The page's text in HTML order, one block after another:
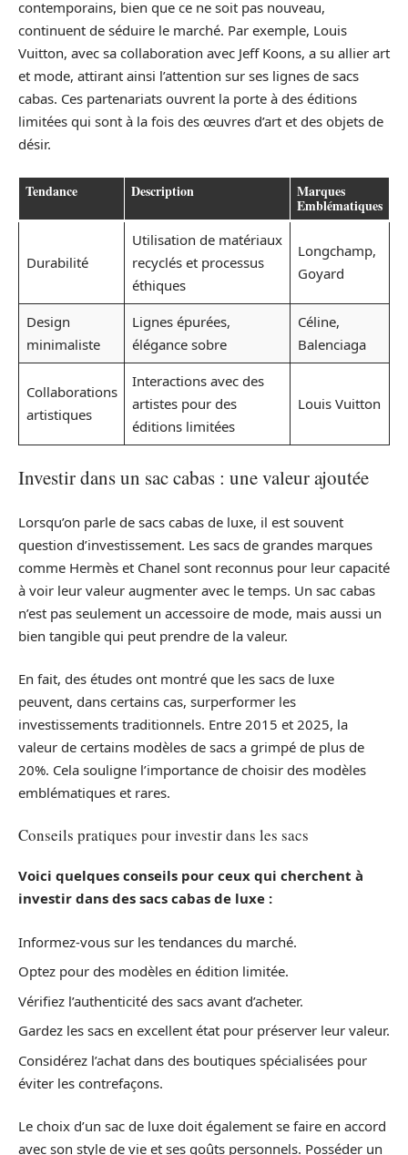
contemporains, bien que ce ne soit pas nouveau,
continuent de séduire le marché. Par exemple, Louis
Vuitton, avec sa collaboration avec Jeff Koons, a su allier art
et mode, attirant ainsi l’attention sur ses lignes de sacs
cabas. Ces partenariats ouvrent la porte à des éditions
limitées qui sont à la fois des œuvres d’art et des objets de
désir.
Tendance Description Marques
Emblématiques
Durabilité
Utilisation de matériaux
recyclés et processus
éthiques
Longchamp,
Goyard
Design
minimaliste
Lignes épurées,
élégance sobre
Céline,
Balenciaga
Collaborations
artistiques
Interactions avec des
artistes pour des
éditions limitées
Louis Vuitton
Investir dans un sac cabas : une valeur ajoutée
Lorsqu’on parle de sacs cabas de luxe, il est souvent
question d’investissement. Les sacs de grandes marques
comme Hermès et Chanel sont reconnus pour leur capacité
à voir leur valeur augmenter avec le temps. Un sac cabas
n’est pas seulement un accessoire de mode, mais aussi un
bien tangible qui peut prendre de la valeur.
En fait, des études ont montré que les sacs de luxe
peuvent, dans certains cas, surperformer les
investissements traditionnels. Entre 2015 et 2025, la
valeur de certains modèles de sacs a grimpé de plus de
20%. Cela souligne l’importance de choisir des modèles
emblématiques et rares.
Conseils pratiques pour investir dans les sacs
Voici quelques conseils pour ceux qui cherchent à
investir dans des sacs cabas de luxe :
Informez-vous sur les tendances du marché.
Optez pour des modèles en édition limitée.
Vérifiez l’authenticité des sacs avant d’acheter.
Gardez les sacs en excellent état pour préserver leur valeur.
Considérez l’achat dans des boutiques spécialisées pour
éviter les contrefaçons.
Le choix d’un sac de luxe doit également se faire en accord
avec son style de vie et ses goûts personnels. Posséder un